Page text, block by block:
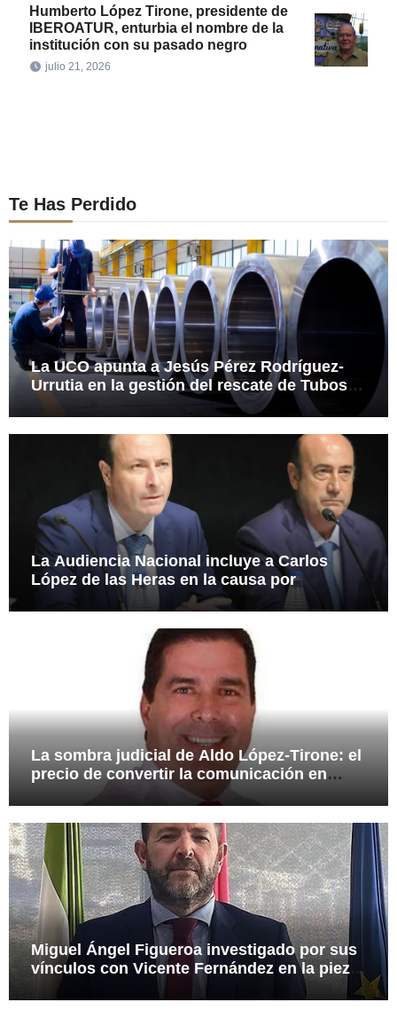
Humberto López Tirone, presidente de
IBEROATUR, enturbia el nombre de la
institución con su pasado negro
julio 21, 2026
Te Has Perdido
La UCO apunta a Jesús Pérez Rodríguez-
Urrutia en la gestión del rescate de Tubos
Reunidos
La Audiencia Nacional incluye a Carlos
López de las Heras en la causa por
presuntas irregularidades en el rescate de
112,8 millones a Tubos Reunidos
La sombra judicial de Aldo López-Tirone: el
precio de convertir la comunicación en
Miguel Ángel Figueroa investigado por sus
vínculos con Vicente Fernández en la pieza